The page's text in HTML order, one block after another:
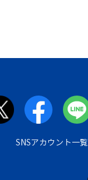
SNSアカウント一覧